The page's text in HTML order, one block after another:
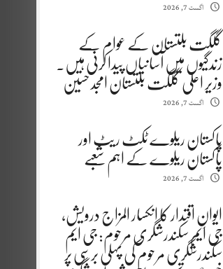
اگست 7, 2026
گلگت بلتستان کے عوام کے
زندگیوں میں آسانیاں پیدا کرنی ہیں.
وزیر اعلیٰ گلگت بلتستان امجد حسین
اگست 7, 2026
پاکستان ریلوے ٹکٹ ریٹ اور
پاکستان ریلوے کے اہم شعبے
اگست 7, 2026
ایوانِ اقتدار کا انکسار المزاج درویش،
جی ایم سکندرشگری مرحوم: جی ایم
سکندرشگری مرحوم کی پہلی برسی پر